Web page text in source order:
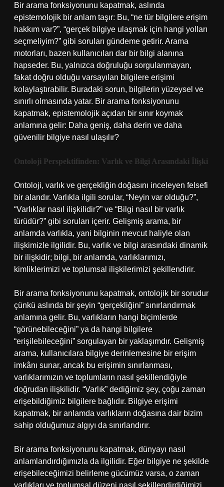
Bir arama fonksiyonunu kapatmak, aslında
epistemolojik bir anlam taşır: Bu, “ne tür bilgilere erişim
hakkım var?”, “gerçek bilgiye ulaşmak için hangi yolları
seçmeliyim?” gibi soruları gündeme getirir. Arama
motorları, bazen kullanıcıları dar bir bilgi alanına
hapseder. Bu, yalnızca doğruluğu sorgulanmayan,
fakat doğru olduğu varsayılan bilgilere erişimi
kolaylaştırabilir. Buradaki sorun, bilgilerin yüzeysel ve
sınırlı olmasında yatar. Bir arama fonksiyonunu
kapatmak, epistemolojik açıdan bir sınır koymak
anlamına gelir: Daha geniş, daha derin ve daha
güvenilir bilgiye nasıl ulaşılır?
Ontoloji Perspektifinden: Varlık ve Bilgi Arasındaki İlişki
Ontoloji, varlık ve gerçekliğin doğasını inceleyen felsefi
bir alandır. Varlıkla ilgili sorular, “Neyin var olduğu?”,
“Varlıklar nasıl ilişkilidir?” ve “Bilgi nasıl bir varlık
türüdür?” gibi soruları içerir. Gelişmiş arama, bir
anlamda varlıkla, yani bilginin mevcut haliyle olan
ilişkimizle ilgilidir. Bu, varlık ve bilgi arasındaki dinamik
bir ilişkidir; bilgi, bir anlamda, varlıklarımızı,
kimliklerimizi ve toplumsal ilişkilerimizi şekillendirir.
Bir arama fonksiyonunu kapatmak, ontolojik bir sorudur
çünkü aslında bir şeyin “gerçekliğini” sınırlandırmak
anlamına gelir. Bu, varlıkların hangi biçimlerde
“görünebileceğini” ya da hangi bilgilere
“erişilebileceğini” sorgulayan bir yaklaşımdır. Gelişmiş
arama, kullanıcılara bilgiye derinlemesine bir erişim
imkânı sunar, ancak bu erişimin sınırlanması,
varlıklarımızın ve toplumların nasıl şekillendiğiyle
doğrudan ilişkilidir. “Varlık” dediğimiz şey, çoğu zaman
erişebildiğimiz bilgilere bağlıdır. Bilgiye erişimi
kapatmak, bir anlamda varlıkların doğasına dair bizim
sahip olduğumuz algıyı da sınırlandırır.
Bir arama fonksiyonunu kapatmak, dünyayı nasıl
anlamlandırdığımızla da ilgilidir. Eğer bilgiye ne şekilde
erişebileceğimizi belirleme gücümüz varsa, o zaman
varlıkları ve toplumsal düzeni nasıl şekillendirdiğimizi